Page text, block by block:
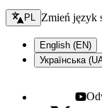
Zmień język -
PL Zmień język
English (EN)
Українська